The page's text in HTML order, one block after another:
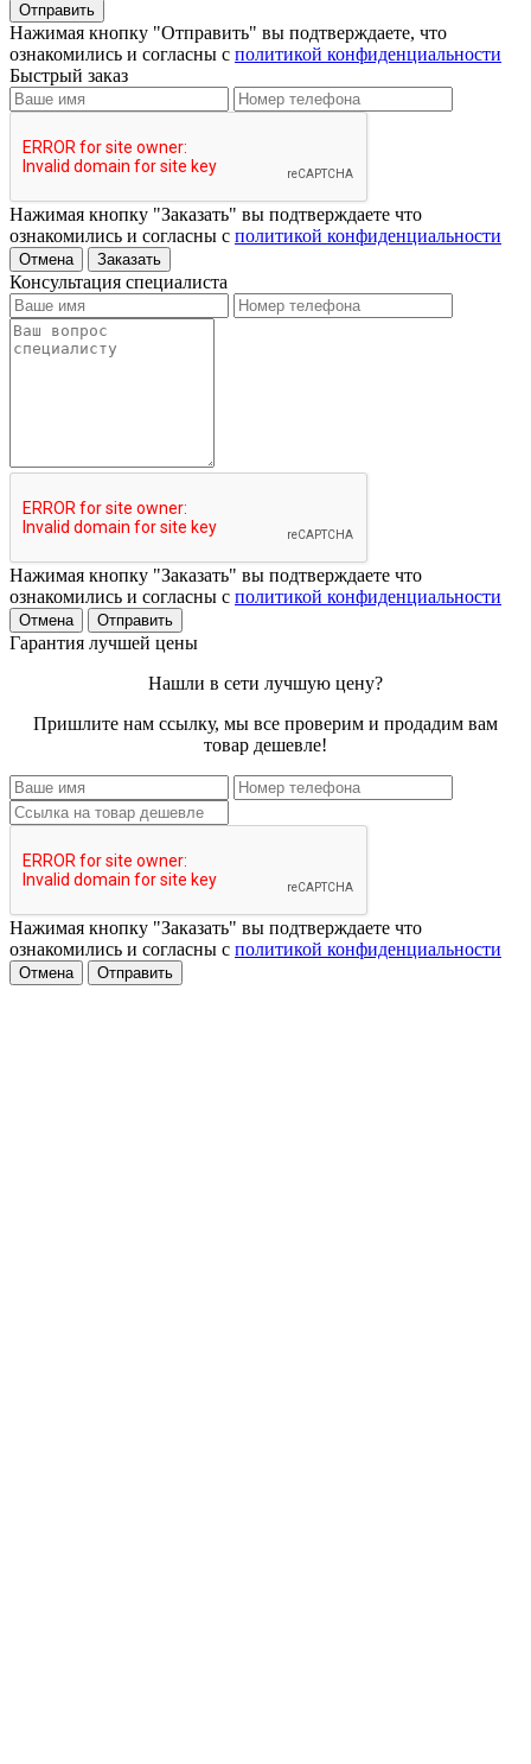
Отправить
Нажимая кнопку "Отправить" вы подтверждаете, что
ознакомились и согласны с политикой конфиденциальности
Быстрый заказ
Нажимая кнопку "Заказать" вы подтверждаете что
ознакомились и согласны с политикой конфиденциальности
Отмена Заказать
Консультация специалиста
Нажимая кнопку "Заказать" вы подтверждаете что
ознакомились и согласны с политикой конфиденциальности
Отмена Отправить
Гарантия лучшей цены
Нашли в сети лучшую цену?
Пришлите нам ссылку, мы все проверим и продадим вам
товар дешевле!
Нажимая кнопку "Заказать" вы подтверждаете что
ознакомились и согласны с политикой конфиденциальности
Отмена Отправить